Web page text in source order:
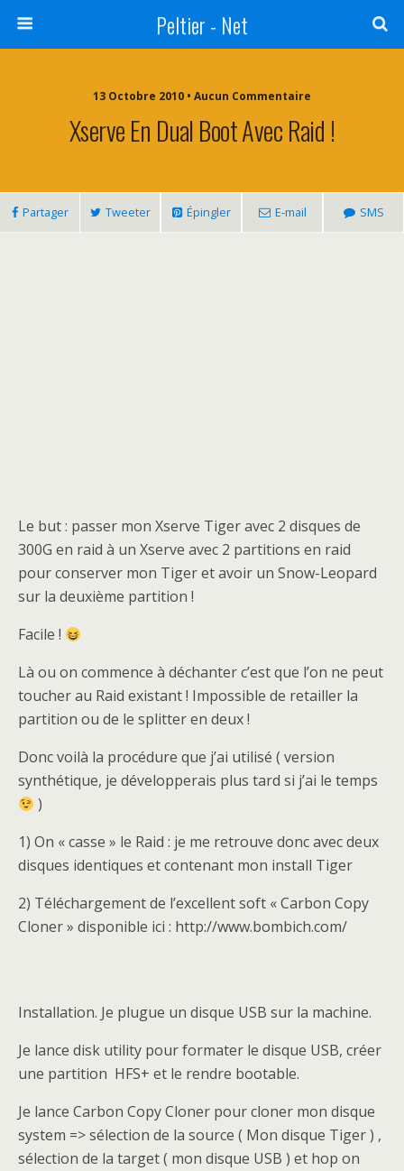
Peltier - Net
13 Octobre 2010 • Aucun Commentaire
Xserve En Dual Boot Avec Raid !
Partager Tweeter Épingler E-mail SMS
Le but : passer mon Xserve Tiger avec 2 disques de
300G en raid à un Xserve avec 2 partitions en raid
pour conserver mon Tiger et avoir un Snow-Leopard
sur la deuxième partition !
Facile !
Là ou on commence à déchanter c’est que l’on ne peut
toucher au Raid existant ! Impossible de retailler la
partition ou de le splitter en deux !
Donc voilà la procédure que j’ai utilisé ( version
synthétique, je développerais plus tard si j’ai le temps
)
1) On « casse » le Raid : je me retrouve donc avec deux
disques identiques et contenant mon install Tiger
2) Téléchargement de l’excellent soft « Carbon Copy
Cloner » disponible ici : http://www.bombich.com/
Installation. Je plugue un disque USB sur la machine.
Je lance disk utility pour formater le disque USB, créer
une partition HFS+ et le rendre bootable.
Je lance Carbon Copy Cloner pour cloner mon disque
system => sélection de la source ( Mon disque Tiger ) ,
sélection de la target ( mon disque USB ) et hop on